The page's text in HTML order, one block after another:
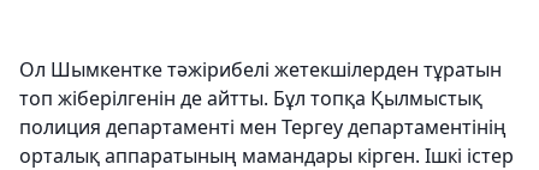
Ол Шымкентке тәжірибелі жетекшілерден тұратын
топ жіберілгенін де айтты. Бұл топқа Қылмыстық
полиция департаменті мен Тергеу департаментінің
орталық аппаратының мамандары кірген. Ішкі істер